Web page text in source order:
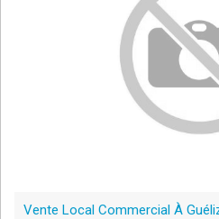
Vente Local Commercial À